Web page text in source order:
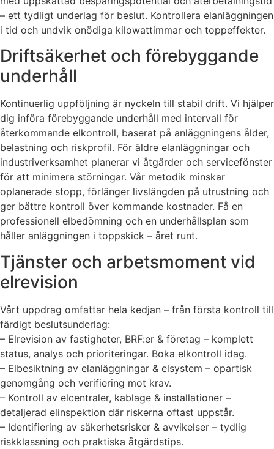
– ett tydligt underlag för beslut. Kontrollera elanläggningen
i tid och undvik onödiga kilowattimmar och toppeffekter.
Driftsäkerhet och förebyggande
underhåll
Kontinuerlig uppföljning är nyckeln till stabil drift. Vi hjälper
dig införa förebyggande underhåll med intervall för
återkommande elkontroll, baserat på anläggningens ålder,
belastning och riskprofil. För äldre elanläggningar och
industriverksamhet planerar vi åtgärder och servicefönster
för att minimera störningar. Vår metodik minskar
oplanerade stopp, förlänger livslängden på utrustning och
ger bättre kontroll över kommande kostnader. Få en
professionell elbedömning och en underhållsplan som
håller anläggningen i toppskick – året runt.
Tjänster och arbetsmoment vid
elrevision
Vårt uppdrag omfattar hela kedjan – från första kontroll till
färdigt beslutsunderlag:
– Elrevision av fastigheter, BRF:er & företag – komplett
status, analys och prioriteringar. Boka elkontroll idag.
– Elbesiktning av elanläggningar & elsystem – opartisk
genomgång och verifiering mot krav.
– Kontroll av elcentraler, kablage & installationer –
detaljerad elinspektion där riskerna oftast uppstår.
– Identifiering av säkerhetsrisker & avvikelser – tydlig
riskklassning och praktiska åtgärdstips.